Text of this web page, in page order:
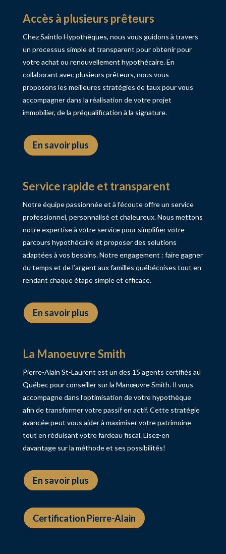
Accès à plusieurs prêteurs
Chez Saintlo Hypothèques, nous vous guidons à travers
un processus simple et transparent pour obtenirpour
votre achat ou renouvellement hypothécaire. En
collaborant avec plusieurs prêteurs, nous vous
proposons les meilleures stratégies de taux pour vous
accompagner dans la réalisation de votre projet
immobilier, de la préqualification à la signature.
En savoir plus
Service rapide et transparent
Notre équipe passionnée et à l’écoute offre un service
professionnel, personnalisé et chaleureux. Nous mettons
notre expertise à votre service pour simplifier votre
parcours hypothécaire et proposer des solutions
adaptées à vos besoins. Notre engagement : faire gagner
du temps et de l’argent aux familles québécoises tout en
rendant chaque étape simple et efficace.
En savoir plus
La Manoeuvre Smith
Pierre-Alain St-Laurent est un des 15 agents certifiés au
Québec pour conseiller sur la Manœuvre Smith. Il vous
accompagne dans l’optimisation de votre hypothèque
afin de transformer votre passif en actif. Cette stratégie
avancée peut vous aider à maximiser votre patrimoine
tout en réduisant votre fardeau fiscal. Lisez-en
davantage sur la méthode et ses possibilités!
En savoir plus
Certification Pierre-Alain